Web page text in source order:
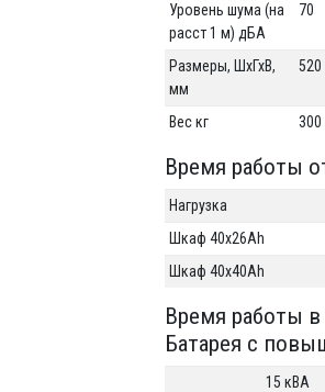
Уровень шума (на
расст 1 м) дБА
70
Размеры, ШхГхВ,
мм
520
Вес кг 300
Время работы
Нагрузка
Шкаф 40х26Ah
Шкаф 40х40Ah
Время работы
Батарея с
15 кВА